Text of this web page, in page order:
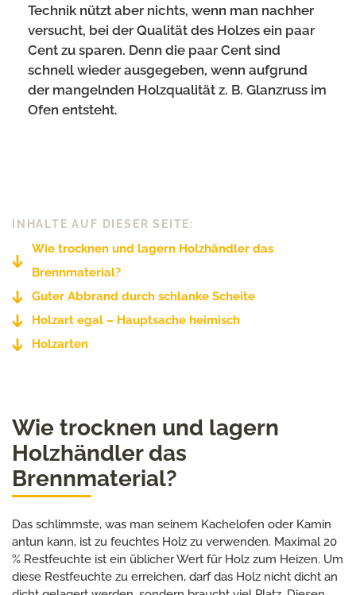
Technik nützt aber nichts, wenn man nachher
versucht, bei der Qualität des Holzes ein paar
Cent zu sparen. Denn die paar Cent sind
schnell wieder ausgegeben, wenn aufgrund
der mangelnden Holzqualität z. B. Glanzruss im
Ofen entsteht.
INHALTE AUF DIESER SEITE:
Wie trocknen und lagern Holzhändler das
Brennmaterial?
Guter Abbrand durch schlanke Scheite
Holzart egal – Hauptsache heimisch
Holzarten
Wie trocknen und lagern
Holzhändler das
Brennmaterial?
Das schlimmste, was man seinem Kachelofen oder Kamin
antun kann, ist zu feuchtes Holz zu verwenden. Maximal 20
% Restfeuchte ist ein üblicher Wert für Holz zum Heizen. Um
diese Restfeuchte zu erreichen, darf das Holz nicht dicht an